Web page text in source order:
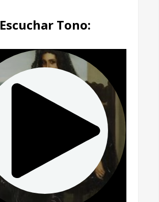
Escuchar Tono: